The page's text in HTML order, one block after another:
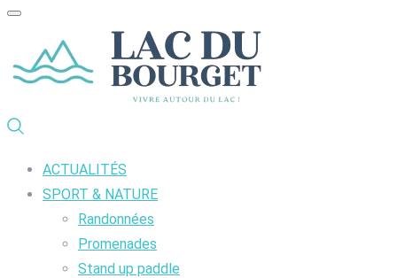
ACTUALITÉS
SPORT & NATURE
Randonnées
Promenades
Stand up paddle